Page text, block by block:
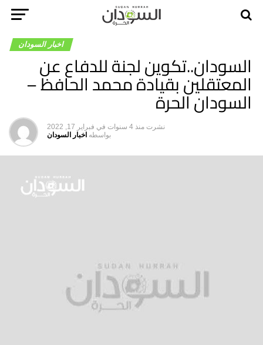
اخبار السودان
السودان..تكوين لجنة للدفاع عن
المعتقلين بقيادة محمد الحافظ –
السودان الحرة
نشرت منذ 4 سنوات في فبراير 17, 2022
بواسطه اخبار السودان